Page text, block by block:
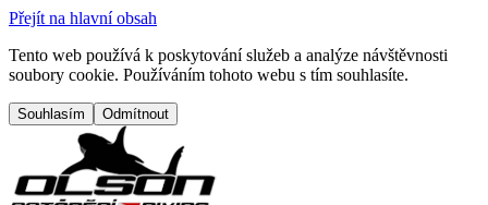
Přejít na hlavní obsah
Tento web používá k poskytování služeb a analýze návštěvnosti
soubory cookie. Používáním tohoto webu s tím souhlasíte.